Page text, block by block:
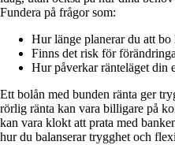
Fundera på frågor som:
Hur länge planerar du att bo
Finns det risk för
Hur påverkar ränteläget din
Ett bolån med bunden ränta ger
rörlig ränta kan vara billigare på
kan vara klokt att prata med
hur du balanserar trygghet och